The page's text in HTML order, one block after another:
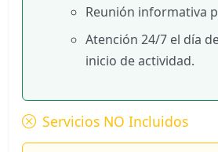
Reunión informativa
Atención 24/7 el día
inicio de actividad.
Servicios NO Incluidos